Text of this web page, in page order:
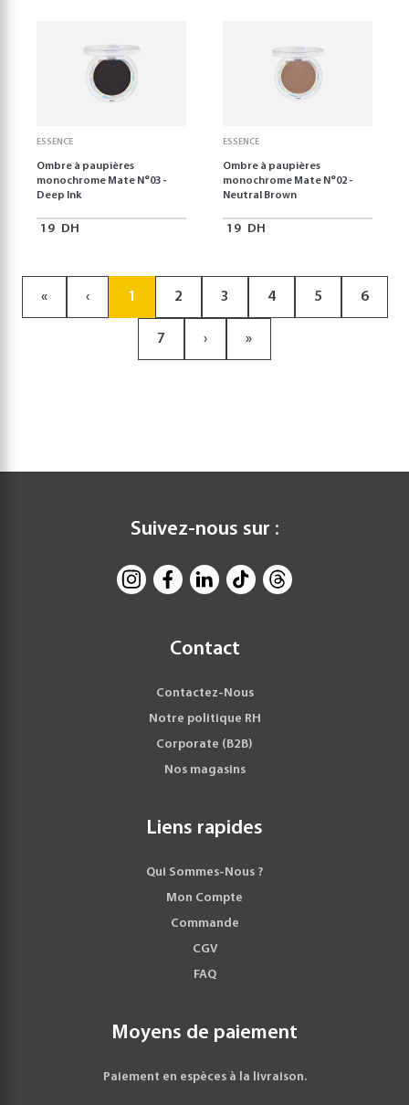
ESSENCE
Ombre à paupières
monochrome Mate N°03 -
Deep Ink
19 DH
ESSENCE
Ombre à paupières
monochrome Mate N°02 -
Neutral Brown
19 DH
« ‹ 1 2 3 4 5 6
7 › »
Suivez-nous sur :
Contact
Contactez-Nous
Notre politique RH
Corporate (B2B)
Nos magasins
Liens rapides
Qui Sommes-Nous ?
Mon Compte
Commande
CGV
FAQ
Moyens de paiement
Paiement en espèces à la livraison.